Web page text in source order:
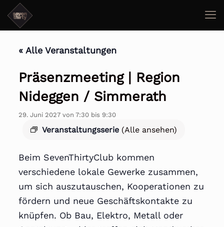
« Alle Veranstaltungen
Präsenzmeeting | Region
Nideggen / Simmerath
29. Juni 2027 von 7:30bis 9:30
Veranstaltungsserie (Alle ansehen)
Beim SevenThirtyClub kommen
verschiedene lokale Gewerke zusammen,
um sich auszutauschen, Kooperationen zu
fördern und neue Geschäftskontakte zu
knüpfen. Ob Bau, Elektro, Metall oder